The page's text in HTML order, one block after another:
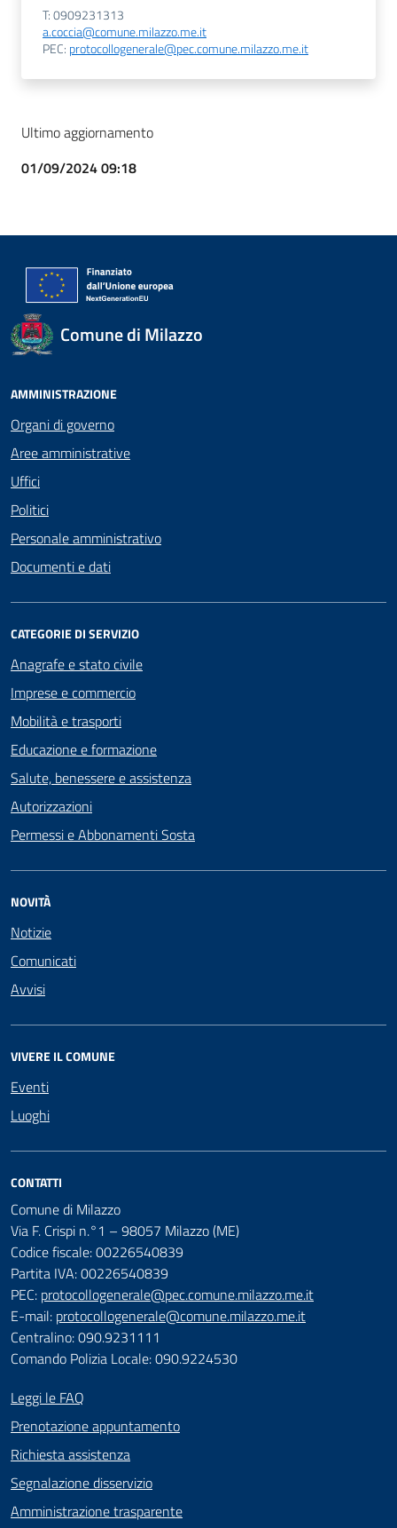
T: 0909231313
a.coccia@comune.milazzo.me.it
PEC: protocollogenerale@pec.comune.milazzo.me.it
Ultimo aggiornamento
01/09/2024 09:18
Comune di Milazzo
AMMINISTRAZIONE
Organi di governo
Aree amministrative
Uffici
Politici
Personale amministrativo
Documenti e dati
CATEGORIE DI SERVIZIO
Anagrafe e stato civile
Imprese e commercio
Mobilità e trasporti
Educazione e formazione
Salute, benessere e assistenza
Autorizzazioni
Permessi e Abbonamenti Sosta
NOVITÀ
Notizie
Comunicati
Avvisi
VIVERE IL COMUNE
Eventi
Luoghi
CONTATTI
Comune di Milazzo
Via F. Crispi n.°1 – 98057 Milazzo (ME)
Codice fiscale: 00226540839
Partita IVA: 00226540839
PEC: protocollogenerale@pec.comune.milazzo.me.it
E-mail: protocollogenerale@comune.milazzo.me.it
Centralino: 090.9231111
Comando Polizia Locale: 090.9224530
Leggi le FAQ
Prenotazione appuntamento
Richiesta assistenza
Segnalazione disservizio
Amministrazione trasparente